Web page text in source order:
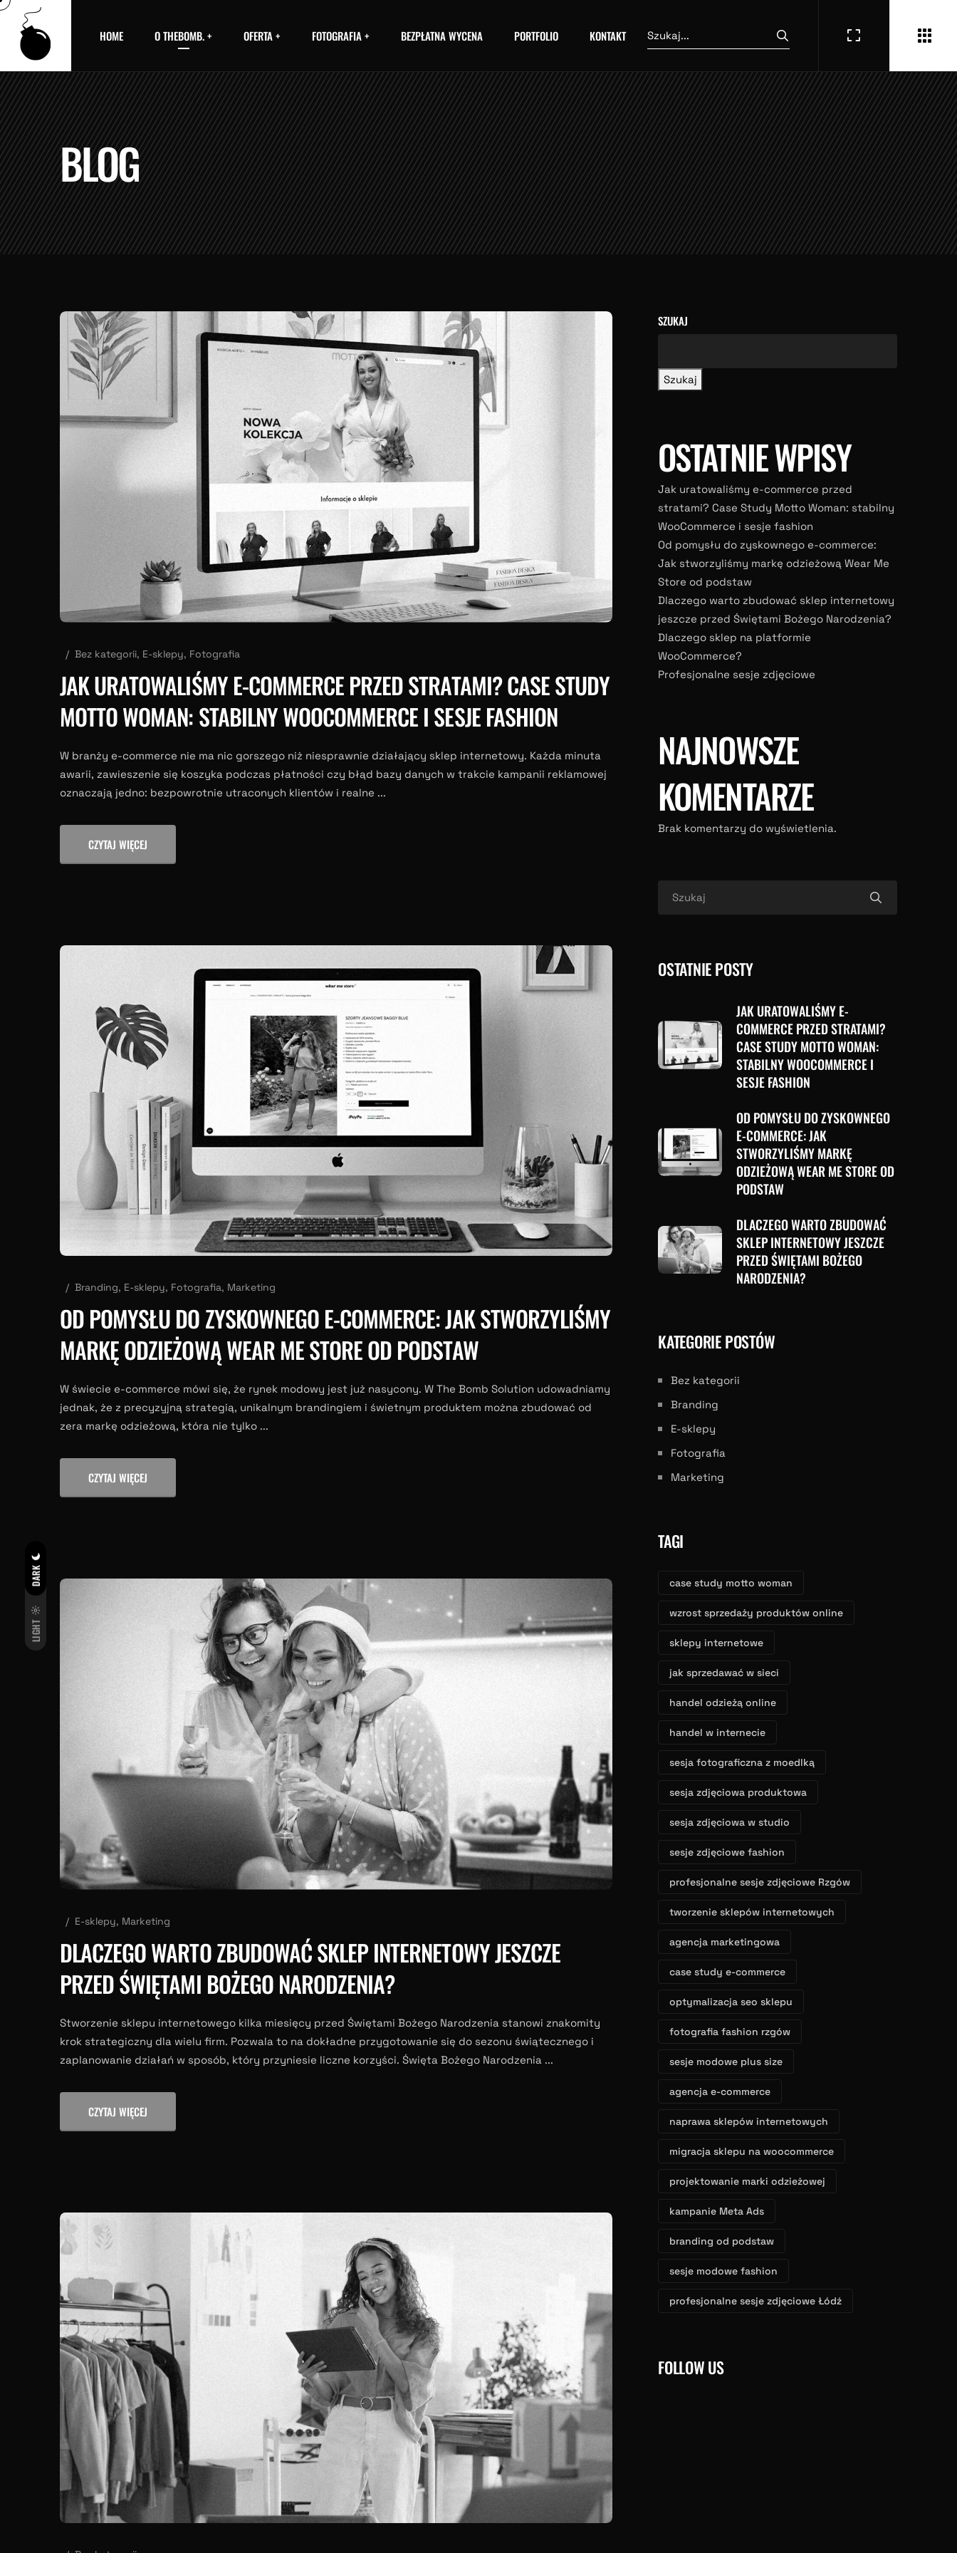
LIGHT
DARK
HOME O THEBOMB. + OFERTA + FOTOGRAFIA + BEZPŁATNA WYCENA PORTFOLIO KONTAKT
BLOG
Bez kategorii, E-sklepy, Fotografia
JAK URATOWALIŚMY E-COMMERCE PRZED STRATAMI? CASE STUDY
MOTTO WOMAN: STABILNY WOOCOMMERCE I SESJE FASHION
W branży e-commerce nie ma nic gorszego niż niesprawnie działający sklep internetowy. Każda minuta
awarii, zawieszenie się koszyka podczas płatności czy błąd bazy danych w trakcie kampanii reklamowej
oznaczają jedno: bezpowrotnie utraconych klientów i realne ...
CZYTAJ WIĘCEJ
Branding, E-sklepy, Fotografia, Marketing
OD POMYSŁU DO ZYSKOWNEGO E-COMMERCE: JAK STWORZYLIŚMY
MARKĘ ODZIEŻOWĄ WEAR ME STORE OD PODSTAW
W świecie e-commerce mówi się, że rynek modowy jest już nasycony. W The Bomb Solution udowadniamy
jednak, że z precyzyjną strategią, unikalnym brandingiem i świetnym produktem można zbudować od
zera markę odzieżową, która nie tylko ...
CZYTAJ WIĘCEJ
E-sklepy, Marketing
DLACZEGO WARTO ZBUDOWAĆ SKLEP INTERNETOWY JESZCZE
PRZED ŚWIĘTAMI BOŻEGO NARODZENIA?
Stworzenie sklepu internetowego kilka miesięcy przed Świętami Bożego Narodzenia stanowi znakomity
krok strategiczny dla wielu firm. Pozwala to na dokładne przygotowanie się do sezonu świątecznego i
zaplanowanie działań w sposób, który przyniesie liczne korzyści. Święta Bożego Narodzenia ...
CZYTAJ WIĘCEJ
SZUKAJ
Szukaj
OSTATNIE WPISY
Jak uratowaliśmy e-commerce przed
stratami? Case Study Motto Woman: stabilny
WooCommerce i sesje fashion
Od pomysłu do zyskownego e-commerce:
Jak stworzyliśmy markę odzieżową Wear Me
Store od podstaw
Dlaczego warto zbudować sklep internetowy
jeszcze przed Świętami Bożego Narodzenia?
Dlaczego sklep na platformie
WooCommerce?
Profesjonalne sesje zdjęciowe
NAJNOWSZE
KOMENTARZE
Brak komentarzy do wyświetlenia.
OSTATNIE POSTY
JAK URATOWALIŚMY E-
COMMERCE PRZED STRATAMI?
CASE STUDY MOTTO WOMAN:
STABILNY WOOCOMMERCE I
SESJE FASHION
OD POMYSŁU DO ZYSKOWNEGO
E-COMMERCE: JAK
STWORZYLIŚMY MARKĘ
ODZIEŻOWĄ WEAR ME STORE OD
PODSTAW
DLACZEGO WARTO ZBUDOWAĆ
SKLEP INTERNETOWY JESZCZE
PRZED ŚWIĘTAMI BOŻEGO
NARODZENIA?
KATEGORIE POSTÓW
Bez kategorii
Branding
E-sklepy
Fotografia
Marketing
TAGI
case study motto woman
wzrost sprzedaży produktów online
sklepy internetowe
jak sprzedawać w sieci
handel odzieżą online
handel w internecie
sesja fotograficzna z moedlką
sesja zdjęciowa produktowa
sesja zdjęciowa w studio
sesje zdjęciowe fashion
profesjonalne sesje zdjęciowe Rzgów
tworzenie sklepów internetowych
agencja marketingowa
case study e-commerce
optymalizacja seo sklepu
fotografia fashion rzgów
sesje modowe plus size
agencja e-commerce
naprawa sklepów internetowych
migracja sklepu na woocommerce
projektowanie marki odzieżowej
kampanie Meta Ads
branding od podstaw
sesje modowe fashion
profesjonalne sesje zdjęciowe Łódź
FOLLOW US